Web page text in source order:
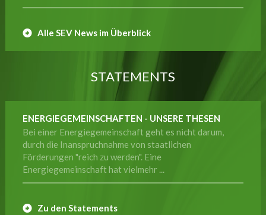
Alle SEV News im Überblick
STATEMENTS
ENERGIEGEMEINSCHAFTEN - UNSERE THESEN
Bei einer Energiegemeinschaft geht es nicht darum,
durch die Inanspruchnahme von staatlichen
Förderungen "reich zu werden". Eine
Energiegemeinschaft hat vielmehr ...
Zu den Statements